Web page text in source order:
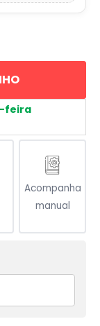
feira
Acompanha
manual